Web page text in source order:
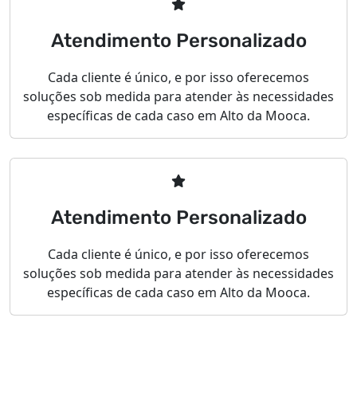
Atendimento Personalizado
Cada cliente é único, e por isso oferecemos
soluções sob medida para atender às necessidades
específicas de cada caso em Alto da Mooca.
Atendimento Personalizado
Cada cliente é único, e por isso oferecemos
soluções sob medida para atender às necessidades
específicas de cada caso em Alto da Mooca.